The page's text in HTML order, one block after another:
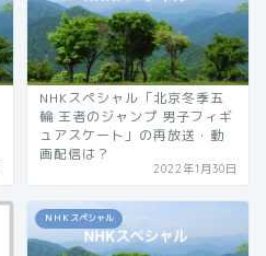
NHKスペシャル「北京冬季五
輪 王者のジャンプ 男子フィギ
ュアスケート」の再放送・動
画配信は？
2022年1月30日
ＮＨＫスペシャル